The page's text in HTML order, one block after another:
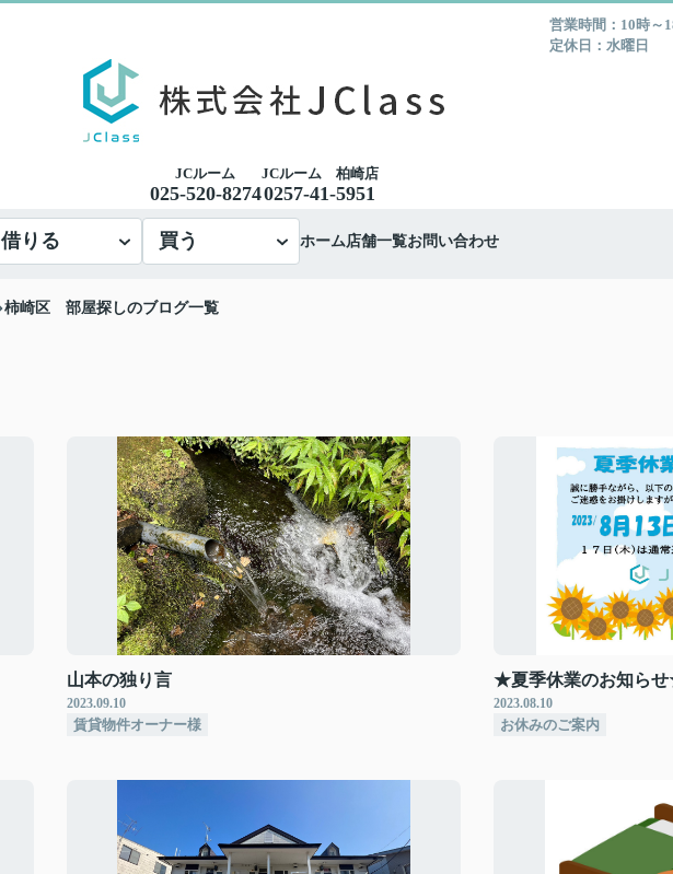
営業時間：10時～
定休日：水曜日
JCルーム
025-520-8274
JCルーム 柏崎店
0257-41-5951
借りる 買う ホーム店舗一覧お問い合わせ
柿崎区 部屋探しのブログ一覧
山本の独り言
2023.09.10
賃貸物件オーナー様
★夏季休業のお知ら
2023.08.10
お休みのご案内